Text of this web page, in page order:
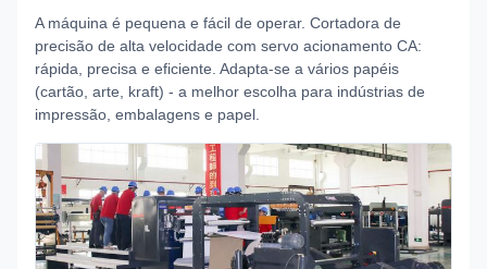
A máquina é pequena e fácil de operar. Cortadora de
precisão de alta velocidade com servo acionamento CA:
rápida, precisa e eficiente. Adapta-se a vários papéis
(cartão, arte, kraft) - a melhor escolha para indústrias de
impressão, embalagens e papel.